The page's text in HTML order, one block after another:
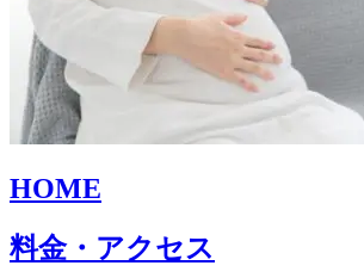
HOME
料金・アクセス